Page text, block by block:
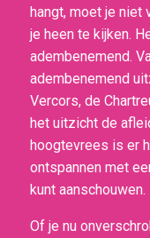
hangt, moet je niet
je heen te kijken.
adembenemend.
adembenemend
Vercors, de
het uitzicht de
hoogtevrees is er
ontspannen met
kunt aanschouwen.
Of je nu